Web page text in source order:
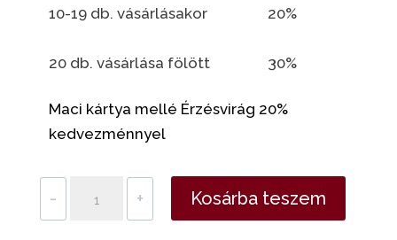
10-19 db. vásárlásakor 20%
20 db. vásárlása fölött 30%
Maci kártya mellé Érzésvirág 20%
kedvezménnyel
- + Kosárba teszem